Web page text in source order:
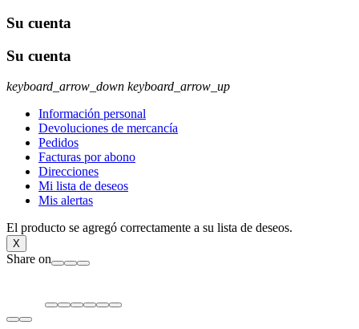
Su cuenta
Su cuenta
keyboard_arrow_down keyboard_arrow_up
Información personal
Devoluciones de mercancía
Pedidos
Facturas por abono
Direcciones
Mi lista de deseos
Mis alertas
El producto se agregó correctamente a su lista de deseos.
X
Share on